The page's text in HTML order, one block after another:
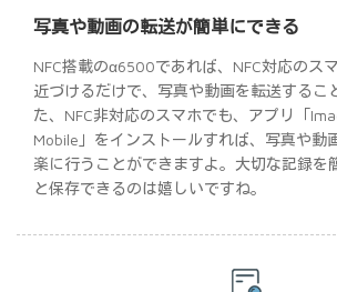
写真や動画の転送が簡単にできる
NFC搭載のα6500であれば、NFC対応のス
近づけるだけで、写真や動画を転送するこ
た、NFC非対応のスマホでも、アプリ「
Mobile」をインストールすれば、写真や動
楽に行うことができますよ。大切な記録を
と保存できるのは嬉しいですね。